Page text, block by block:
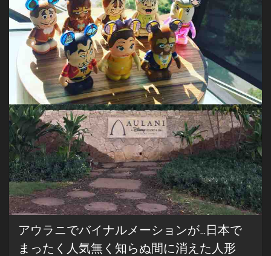
後
よ
ろ
う
で。
アウラニでバイナルメーションが…日本で
まったく人気無く知らぬ間に消えた人形